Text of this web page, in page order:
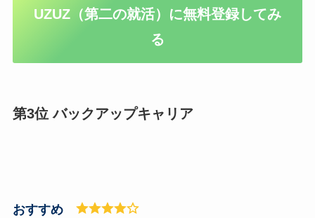
UZUZ（第二の就活）に無料登録してみ
る
第3位 バックアップキャリア
おすすめ